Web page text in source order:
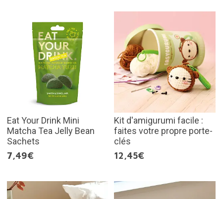
Eat Your Drink Mini
Matcha Tea Jelly Bean
Sachets
7,49€
Kit d'amigurumi facile :
faites votre propre porte-
clés
12,45€